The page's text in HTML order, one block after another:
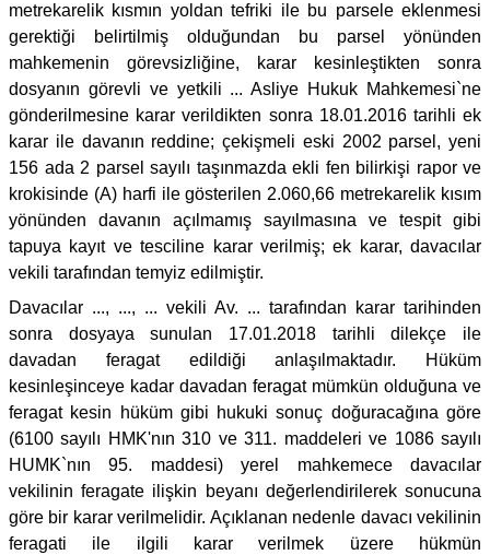
metrekarelik kısmın yoldan tefriki ile bu parsele eklenmesi
gerektiği belirtilmiş olduğundan bu parsel yönünden
mahkemenin görevsizliğine, karar kesinleştikten sonra
dosyanın görevli ve yetkili ... Asliye Hukuk Mahkemesi`ne
gönderilmesine karar verildikten sonra 18.01.2016 tarihli ek
karar ile davanın reddine; çekişmeli eski 2002 parsel, yeni
156 ada 2 parsel sayılı taşınmazda ekli fen bilirkişi rapor ve
krokisinde (A) harfi ile gösterilen 2.060,66 metrekarelik kısım
yönünden davanın açılmamış sayılmasına ve tespit gibi
tapuya kayıt ve tesciline karar verilmiş; ek karar, davacılar
vekili tarafından temyiz edilmiştir.
Davacılar ..., ..., ... vekili Av. ... tarafından karar tarihinden
sonra dosyaya sunulan 17.01.2018 tarihli dilekçe ile
davadan feragat edildiği anlaşılmaktadır. Hüküm
kesinleşinceye kadar davadan feragat mümkün olduğuna ve
feragat kesin hüküm gibi hukuki sonuç doğuracağına göre
(6100 sayılı HMK'nın 310 ve 311. maddeleri ve 1086 sayılı
HUMK`nın 95. maddesi) yerel mahkemece davacılar
vekilinin feragate ilişkin beyanı değerlendirilerek sonucuna
göre bir karar verilmelidir. Açıklanan nedenle davacı vekilinin
feragati ile ilgili karar verilmek üzere hükmün